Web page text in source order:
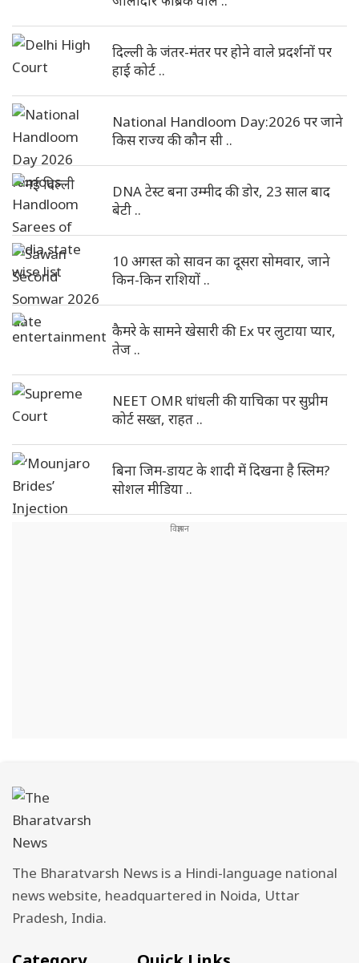
दिल्ली के जंतर-मंतर पर होने वाले प्रदर्शनों पर
हाई कोर्ट ..
National Handloom Day:2026 पर जाने
किस राज्य की कौन सी ..
DNA टेस्ट बना उम्मीद की डोर, 23 साल बाद
बेटी ..
10 अगस्त को सावन का दूसरा सोमवार, जाने
किन-किन राशियों ..
कैमरे के सामने खेसारी की Ex पर लुटाया प्यार,
तेज ..
NEET OMR धांधली की याचिका पर सुप्रीम
कोर्ट सख्त, राहत ..
बिना जिम-डायट के शादी में दिखना है स्लिम?
सोशल मीडिया ..
The Bharatvarsh News is a Hindi-language national
news website, headquartered in Noida, Uttar
Pradesh, India.